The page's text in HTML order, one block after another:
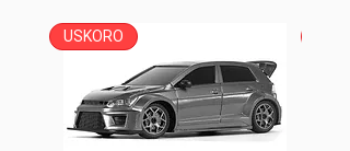
USKORO